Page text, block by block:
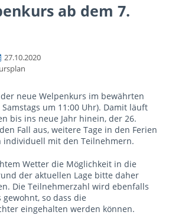
ab dem 7.
27.10.2020
neue Welpenkurs im bewährten
um 11:00 Uhr). Damit läuft
bis ins neue Jahr hinein, der 26.
Fall aus, weitere Tage in den Ferien
individuell mit den Teilnehmern.
Wetter die Möglichkeit in die
der aktuellen Lage bitte daher
Die Teilnehmerzahl wird ebenfalls
so dass die
eingehalten werden können.